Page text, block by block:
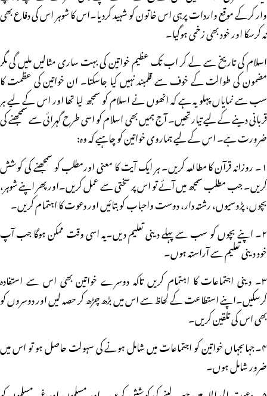
وار کرکے موقع واردات پرہی اس خاتون کو شہید کردیا۔اس کا شوہر اس کی دفاع بھی
نہ کرسکا اور خود بھی زخمی ہوگیا۔
اسلام کی تاریخ سے لے کر اب تک عظیم خواتین کی بہت ساری مثالیں ملیں گی مگر
مضمون کی طوالت کے خوف سے قلمبند نہیں کیا جاسکتا۔ ان خواتین کی عظمت کا
سب سے نمایاں پہلو یہ ہے کہ انھوں نے اسلام کو سمجھ لیا تھا اور اس کے لیے ہر
قربانی دینے کے لیے تیار تھیں۔ آج ہمیں بھی اسلام کو اسی طرح گہرائی سے سمجھنے کی
ضرورت ہے۔ اس کے لیے ہماروی خواتین کو چاہیے کہ وہ:
۱۔ روزانہ قرآن کا مطالعہ کریں۔ ہر ایک آیت کا معنی اورمطلب کو سمجھنے کی کوشش
کریں۔ جب مطلب سمجھ میں آئے تو اس پر سختی سے عمل کریں۔اور پھر اپنے شوہر،
بچوں، پڑوسیوں، رشتہ دار، دوست واحباب کوبتائیں اور دعوت کا اہتمام کریں۔
۲۔ اپنے بچوں کو سب سے پہلے دینی تعلیم دیں۔یہ اسی وقت ممکن ہوگا جب آپ
خود دینی تعلیم سے آراستہ ہوں۔
۳۔ دینی اجتماعات کا اہتمام کریں تاکہ دوسرے خواتین بھی اس سے استفادہ
کرسکیں۔اپنے استطاعت کے لحاظ سے اس میں بڑھ چڑھ کر حصہ لیں اور دوسروں کو
بھی اس کی تلقین کریں۔
۴۔جہاںجہاں خواتین کو اجتماعات میں شامل ہونے کی سہولت حاصل ہو تو اس میں
ضرور شامل ہوں۔